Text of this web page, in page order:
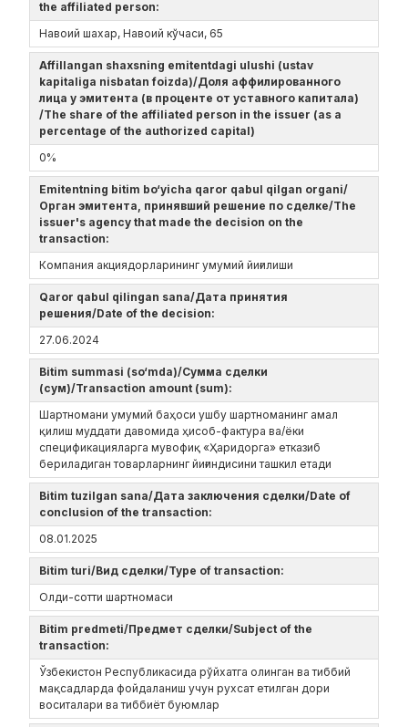
the affiliated person:
Навоий шахар, Навоий кўчаси, 65
Affillangan shaxsning emitentdagi ulushi (ustav
kapitaliga nisbatan foizda)/Доля аффилированного
лица у эмитента (в проценте от уставного капитала)
/The share of the affiliated person in the issuer (as a
percentage of the authorized capital)
0%
Emitentning bitim bo‘yicha qaror qabul qilgan organi/
Орган эмитента, принявший решение по сделке/The
issuer's agency that made the decision on the
transaction:
Компания акциядорларининг умумий йиғилиши
Qaror qabul qilingan sana/Дата принятия
решения/Date of the decision:
27.06.2024
Bitim summasi (so‘mda)/Сумма сделки
(сум)/Transaction amount (sum):
Шартномани умумий баҳоси ушбу шартноманинг амал
қилиш муддати давомида ҳисоб-фактура ва/ёки
спецификацияларга мувофиқ «Ҳаридорга» етказиб
бериладиган товарларнинг йиғиндисини ташкил етади
Bitim tuzilgan sana/Дата заключения сделки/Date of
conclusion of the transaction:
08.01.2025
Bitim turi/Вид сделки/Type of transaction:
Oлди-сотти шартномаси
Bitim predmeti/Предмет сделки/Subject of the
transaction:
Ўзбекистон Республикасида рўйхатга олинган ва тиббий
мақсадларда фойдаланиш учун рухсат етилган дори
воситалари ва тиббиёт буюмлар